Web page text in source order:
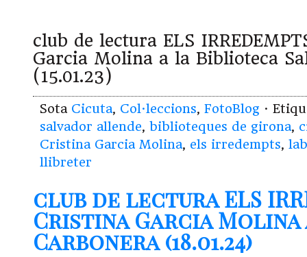
club de lectura ELS
Garcia Molina a la Biblioteca
(15.01.23)
Sota Cicuta, Col·leccions, FotoBlog ·
salvador allende, biblioteques de girona,
Cristina Garcia Molina, els irredempts,
llibreter
club de lectura ELS
Cristina Garcia Molina
Carbonera (18.01.24)